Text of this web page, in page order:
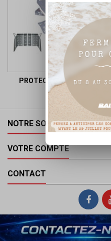
PROTECTION CHASSIS
NOTRE SOCIÉTÉ
VOTRE COMPTE
CONTACT